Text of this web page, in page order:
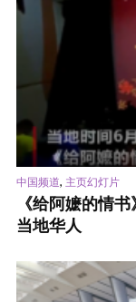
中国频道, 主页幻灯片
《给阿嬷的情
当地华人